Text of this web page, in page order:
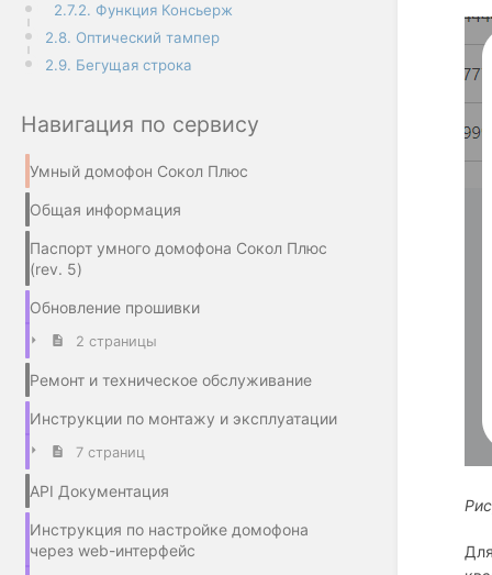
2.7.2. Функция Консьерж
2.8. Оптический тампер
2.9. Бегущая строка
Навигация по сервису
Умный домофон Сокол Плюс
Общая информация
Паспорт умного домофона Сокол Плюс
(rev. 5)
Обновление прошивки
2 страницы
Ремонт и техническое обслуживание
Инструкции по монтажу и эксплуатации
7 страниц
API Документация
Инструкция по настройке домофона
через web-интерфейс